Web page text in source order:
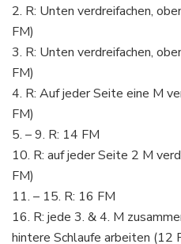
2. R: Unten verdreifachen,
FM)
3. R: Unten verdreifachen,
FM)
4. R: Auf jeder Seite eine M
FM)
5. – 9. R: 14 FM
10. R: auf jeder Seite 2 M
FM)
11. – 15. R: 16 FM
16. R: jede 3. & 4. M
hintere Schlaufe arbeiten (12